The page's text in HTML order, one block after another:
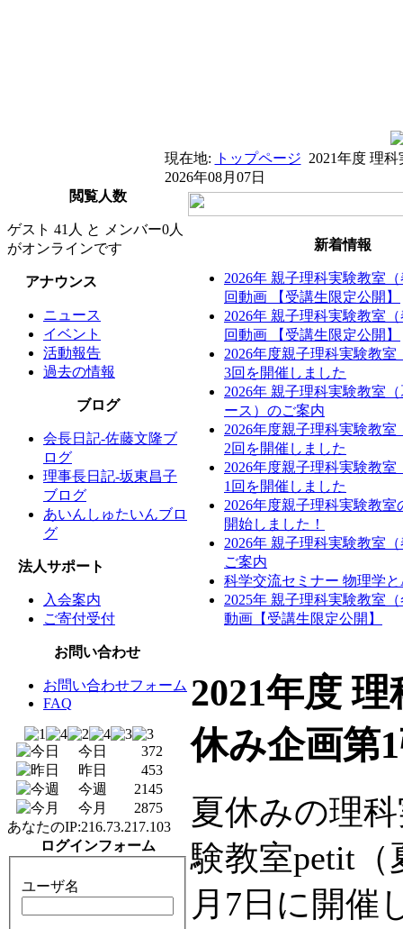
現在地: トップページ 2021年度 理
2026年08月07日
閲覧人数
ゲスト 41人 と メンバー0人
がオンラインです
アナウンス
ニュース
イベント
活動報告
過去の情報
ブログ
会長日記-佐藤文隆ブ
ログ
理事長日記-坂東昌子
ブログ
あいんしゅたいんブロ
グ
法人サポート
入会案内
ご寄付受付
お問い合わせ
お問い合わせフォーム
FAQ
今日
372
昨日
453
今週
2145
今月
2875
あなたのIP:216.73.217.103
ログインフォーム
ユーザ名
新着情報
2026年 親子理科実験教室
回動画 【受講生限定公開】
2026年 親子理科実験教室
回動画 【受講生限定公開】
2026年度親子理科実験教室
3回を開催しました
2026年 親子理科実験教室
ース）のご案内
2026年度親子理科実験教室
2回を開催しました
2026年度親子理科実験教室
1回を開催しました
2026年度親子理科実験教室
開始しました！
2026年 親子理科実験教室
ご案内
科学交流セミナー 物理学
2025年 親子理科実験教室
動画【受講生限定公開】
2021年度
休み企画第
夏休みの理
験教室petit（
月7日に開催